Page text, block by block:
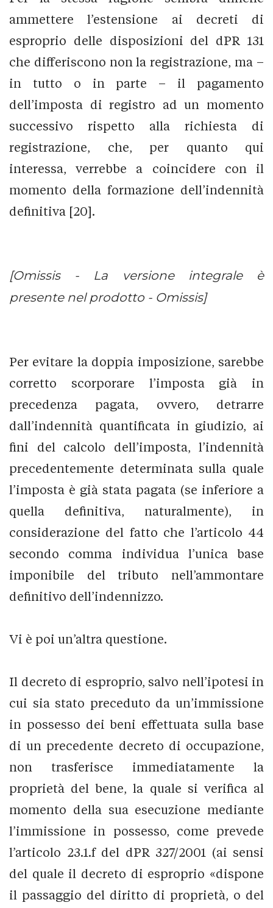
ammettere l’estensione ai decreti di
esproprio delle disposizioni del dPR 131
che differiscono non la registrazione, ma –
in tutto o in parte – il pagamento
dell’imposta di registro ad un momento
successivo rispetto alla richiesta di
registrazione, che, per quanto qui
interessa, verrebbe a coincidere con il
momento della formazione dell’indennità
definitiva [20].
[Omissis - La versione integrale è
presente nel prodotto - Omissis]
Per evitare la doppia imposizione, sarebbe
corretto scorporare l’imposta già in
precedenza pagata, ovvero, detrarre
dall’indennità quantificata in giudizio, ai
fini del calcolo dell’imposta, l’indennità
precedentemente determinata sulla quale
l’imposta è già stata pagata (se inferiore a
quella definitiva, naturalmente), in
considerazione del fatto che l’articolo 44
secondo comma individua l’unica base
imponibile del tributo nell’ammontare
definitivo dell’indennizzo.
Vi è poi un’altra questione.
Il decreto di esproprio, salvo nell’ipotesi in
cui sia stato preceduto da un’immissione
in possesso dei beni effettuata sulla base
di un precedente decreto di occupazione,
non trasferisce immediatamente la
proprietà del bene, la quale si verifica al
momento della sua esecuzione mediante
l’immissione in possesso, come prevede
l’articolo 23.1.f del dPR 327/2001 (ai sensi
del quale il decreto di esproprio «dispone
il passaggio del diritto di proprietà, o del